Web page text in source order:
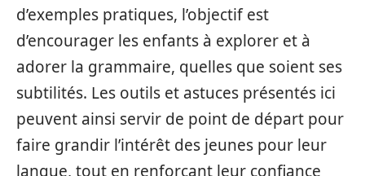
d’exemples pratiques, l’objectif est
d’encourager les enfants à explorer et à
adorer la grammaire, quelles que soient ses
subtilités. Les outils et astuces présentés ici
peuvent ainsi servir de point de départ pour
faire grandir l’intérêt des jeunes pour leur
langue, tout en renforçant leur confiance